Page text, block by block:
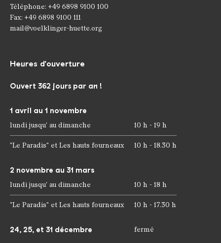
Téléphone: +49 6898 9100 100
Fax: +49 6898 9100 111
mail@voelklinger-huette.org
Heures d'ouverture
Ouvert 362 jours par an !
1 avril au 1 novembre
lundi jusqu' au dimanche 10 h - 19 h
"Le Paradis" et Les hauts fourneaux 10 h - 18.30 h
2 novembre au 31 mars
lundi jusqu' au dimanche 10 h - 18 h
"Le Paradis" et Les hauts fourneaux 10 h - 17.30 h
24, 25, et 31 décembre fermé